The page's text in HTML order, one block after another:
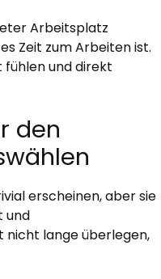
Arbeitsplatz
Zeit zum Arbeiten ist.
fühlen und direkt
den
erscheinen, aber sie
und
nicht lange überlegen,